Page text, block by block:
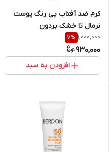
کرم ضد آفتاب بی رنگ پوست
نرمال تا خشک بردون
1,000,000
7%
930,000
افزودن به سبد